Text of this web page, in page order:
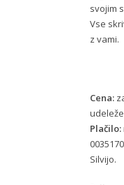
svojim
Vse
z vami.
Cena:
Plačilo:
Silvijo.